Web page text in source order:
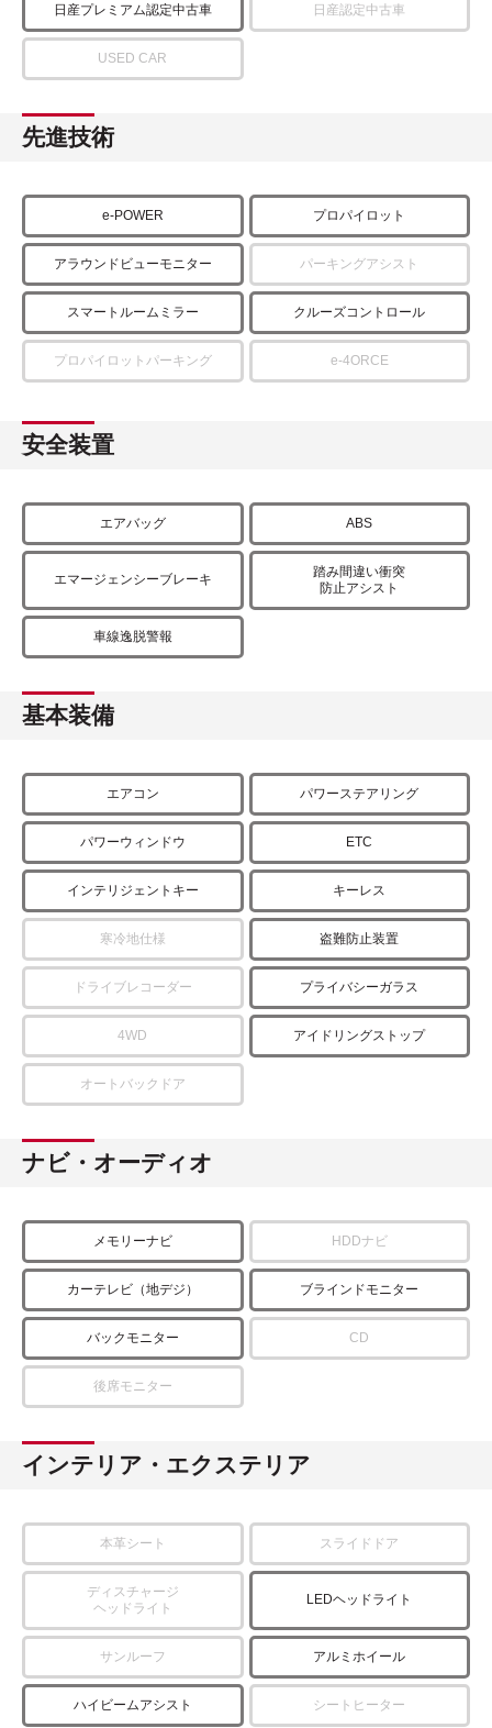
日産プレミアム認定中古車 日産認定中古車
USED CAR
先進技術
e-POWER プロパイロット
アラウンドビューモニター パーキングアシスト
スマートルームミラー クルーズコントロール
プロパイロットパーキング e-4ORCE
安全装置
エアバッグ ABS
エマージェンシーブレーキ
踏み間違い衝突
防止アシスト
車線逸脱警報
基本装備
エアコン パワーステアリング
パワーウィンドウ ETC
インテリジェントキー キーレス
寒冷地仕様 盗難防止装置
ドライブレコーダー プライバシーガラス
4WD アイドリングストップ
オートバックドア
ナビ・オーディオ
メモリーナビ HDDナビ
カーテレビ（地デジ） ブラインドモニター
バックモニター CD
後席モニター
インテリア・エクステリア
本革シート スライドドア
ディスチャージ
ヘッドライト
LEDヘッドライト
サンルーフ アルミホイール
ハイビームアシスト シートヒーター